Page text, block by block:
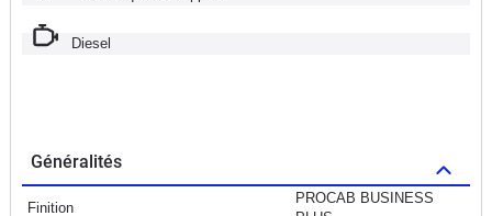
Diesel
Généralités
Finition
PROCAB BUSINESS